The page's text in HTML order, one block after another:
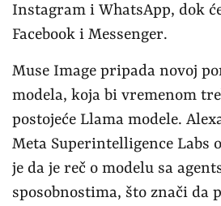
Instagram i WhatsApp, dok
Facebook i Messenger.
Muse Image pripada novoj
modela, koja bi vremenom
postojeće Llama modele.
Meta Superintelligence Labs
je da je reč o modelu sa
sposobnostima, što znači da